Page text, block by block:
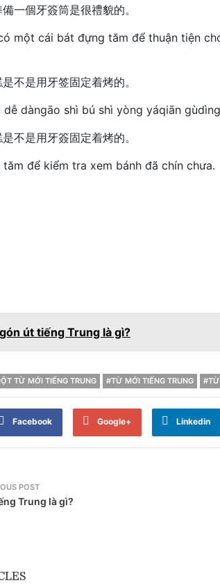
一個牙簽筒是很禮貌的。
một cái bát đựng tăm để thuận tiện
不是用牙签固定着烤的。
dàngāo shì bú shì yòng yáqiān
不是用牙簽固定着烤的。
để kiểm tra xem bánh đã chín chưa.
út tiếng Trung là gì?
TỪ MỚI TIẾNG TRUNG #TỪ MỚI TIẾNG TRUNG #TỪ
Facebook Google+ Linkedin
POST
Trung là gì?